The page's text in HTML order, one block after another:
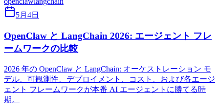
5月4日
OpenClaw と LangChain 2026: エージェント フレ
ームワークの比較
2026 年の OpenClaw と LangChain: オーケストレーション モ
デル、可観測性、デプロイメント、コスト、および各エージ
ェント フレームワークが本番 AI エージェントに勝てる時
期。